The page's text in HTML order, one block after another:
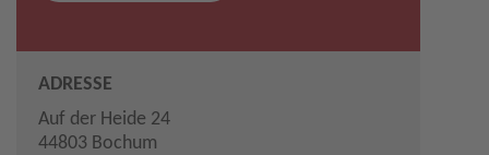
ADRESSE
Auf der Heide 24
44803 Bochum